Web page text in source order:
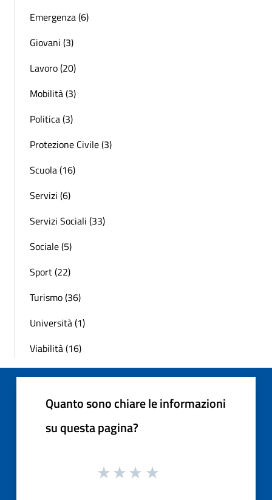
Emergenza (6)
Giovani (3)
Lavoro (20)
Mobilità (3)
Politica (3)
Protezione Civile (3)
Scuola (16)
Servizi (6)
Servizi Sociali (33)
Sociale (5)
Sport (22)
Turismo (36)
Università (1)
Viabilità (16)
Quanto sono chiare le informazioni
su questa pagina?